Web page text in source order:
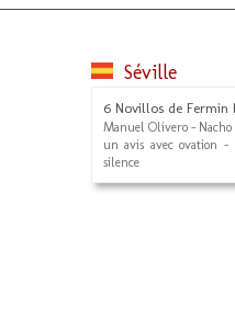
Séville
6 Novillos de Fermin
Manuel Olivero -
un avis avec ovation
silence